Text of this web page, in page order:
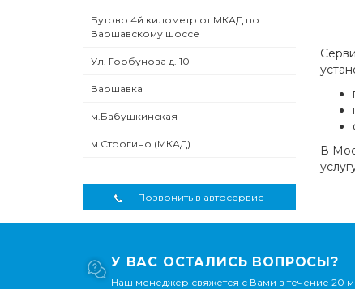
Бутово 4й километр от МКАД по
Варшавскому шоссе
Ул. Горбунова д. 10
Варшавка
м.Бабушкинская
м.Строгино (МКАД)
Позвонить в автосервис
В
У ВАС ОСТАЛИСЬ ВОПРОСЫ?
Наш менеджер свяжется с Вами в течение 20